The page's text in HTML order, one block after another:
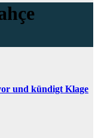
und kündigt Klage